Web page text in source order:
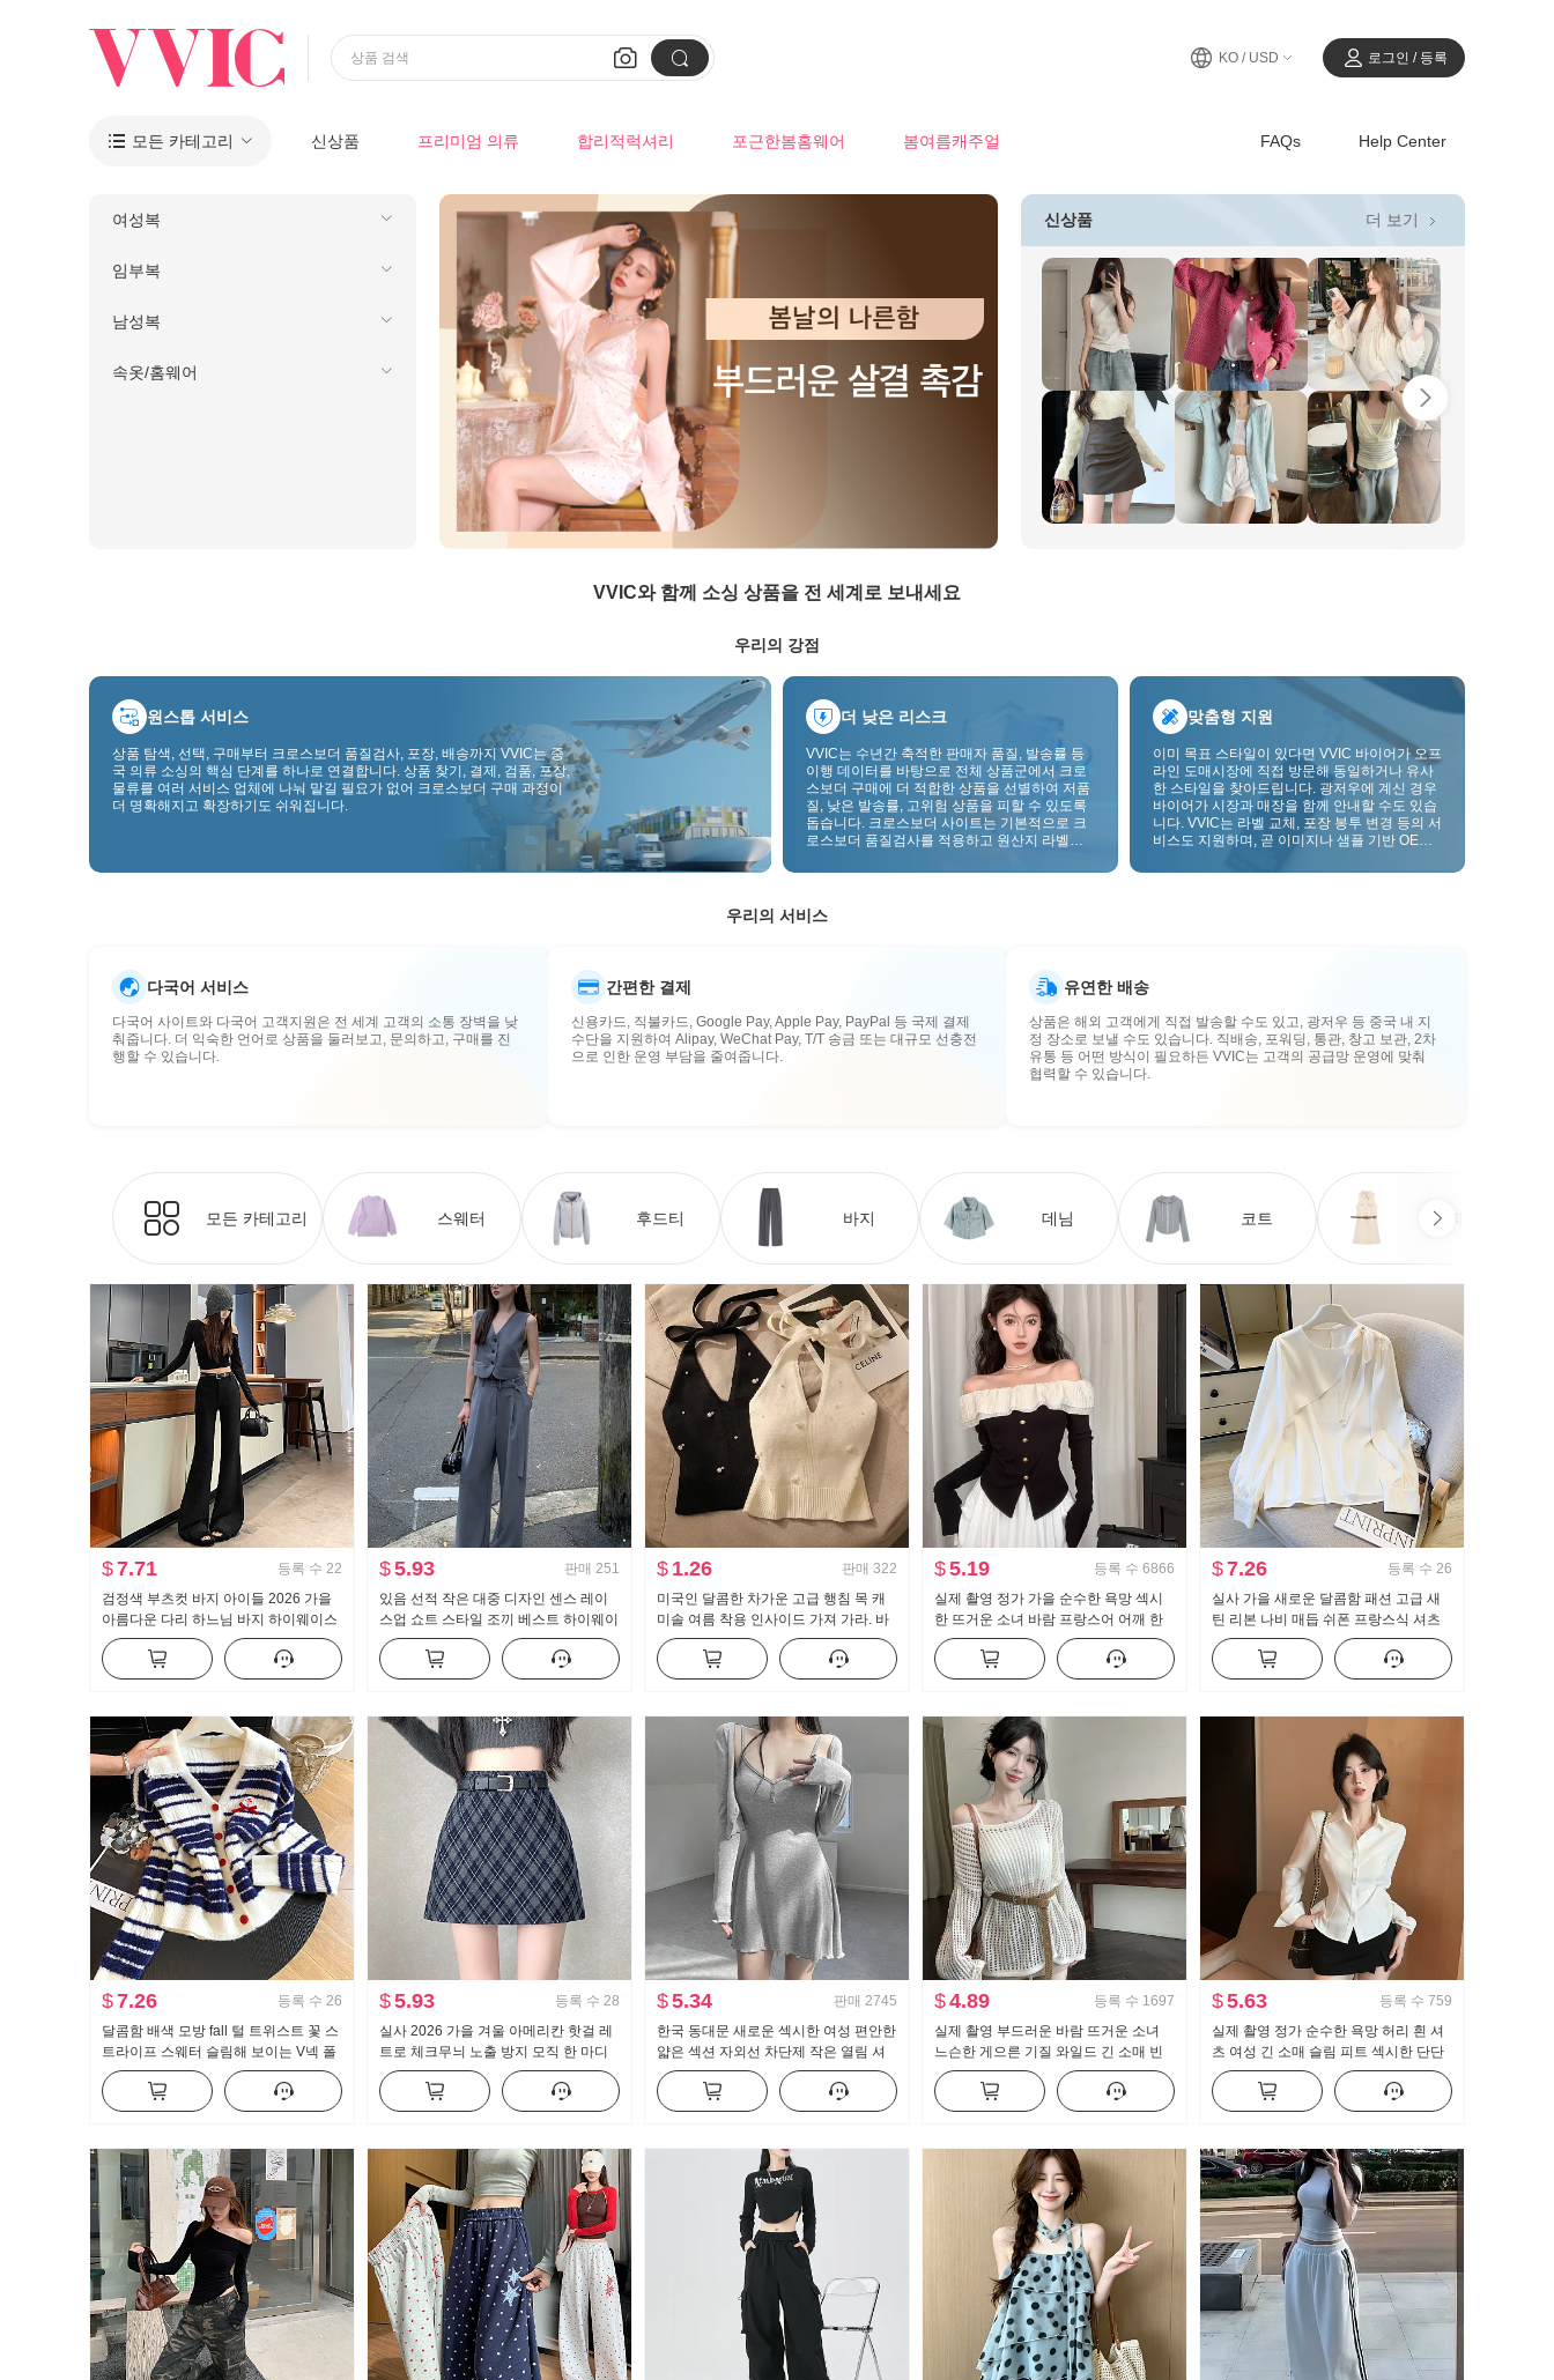
 
상품 검색 KO / USD 로그인 / 등록
 모든 카테고리 신상품 프리미엄 의류 합리적럭셔리 포근한봄홈웨어 봄여름캐주얼 FAQs Help Center
여성복
임부복
남성복
속옷/홈웨어
신상품 더 보기 
VVIC와 함께 소싱 상품을 전 세계로 보내세요
우리의 강점
원스톱 서비스
상품 탐색, 선택, 구매부터 크로스보더 품질검사, 포장, 배송까지 VVIC는 중
국 의류 소싱의 핵심 단계를 하나로 연결합니다. 상품 찾기, 결제, 검품, 포장,
물류를 여러 서비스 업체에 나눠 맡길 필요가 없어 크로스보더 구매 과정이
더 명확해지고 확장하기도 쉬워집니다.
더 낮은 리스크
VVIC는 수년간 축적한 판매자 품질, 발송률 등
이행 데이터를 바탕으로 전체 상품군에서 크로
스보더 구매에 더 적합한 상품을 선별하여 저품
질, 낮은 발송률, 고위험 상품을 피할 수 있도록
돕습니다. 크로스보더 사이트는 기본적으로 크
로스보더 품질검사를 적용하고 원산지 라벨을
낮춥니다.
맞춤형 지원
이미 목표 스타일이 있다면 VVIC 바이어가 오프
라인 도매시장에 직접 방문해 동일하거나 유사
한 스타일을 찾아드립니다. 광저우에 계신 경우
바이어가 시장과 매장을 함께 안내할 수도 있습
니다. VVIC는 라벨 교체, 포장 봉투 변경 등의 서
비스도 지원하며, 곧 이미지나 샘플 기반 OEM
를 비즈니스에 더 잘 맞는 공급망 역량으로 전환
우리의 서비스
다국어 서비스
다국어 사이트와 다국어 고객지원은 전 세계 고객의 소통 장벽을 낮
춰줍니다. 더 익숙한 언어로 상품을 둘러보고, 문의하고, 구매를 진
행할 수 있습니다.
간편한 결제
신용카드, 직불카드, Google Pay, Apple Pay, PayPal 등 국제 결제
수단을 지원하여 Alipay, WeChat Pay, T/T 송금 또는 대규모 선충전
으로 인한 운영 부담을 줄여줍니다.
유연한 배송
상품은 해외 고객에게 직접 발송할 수도 있고, 광저우 등 중국 내 지
정 장소로 보낼 수도 있습니다. 직배송, 포워딩, 통관, 창고 보관, 2차
유통 등 어떤 방식이 필요하든 VVIC는 고객의 공급망 운영에 맞춰
협력할 수 있습니다.
모든 카테고리 스웨터 후드티 바지 데님 코트 원피스
$7.71 등록 수 22
검정색 부츠컷 바지 아이들 2026 가을
아름다운 다리 하느님 바지 하이웨이스
트 수퍼 모델 바지 몸매 가꾸기 신축성
캐주얼 나팔 슬랙스
$5.93 판매 251
있음 선적 작은 대중 디자인 센스 레이
스업 쇼트 스타일 조끼 베스트 하이웨이
스트 도루 센스 넓은 다리 캐주얼 바지
세트
$ 1.26 판매 322
미국인 달콤한 차가운 고급 행침 목 캐
미솔 여름 착용 인사이드 가져 가라. 바
지를 입는 셔츠 뜨거운 소녀 뜨개질 튜
브 톱 맨위
$5.19 등록 수 6866
실제 촬영 정가 가을 순수한 욕망 섹시
한 뜨거운 소녀 바람 프랑스어 어깨 한
개 긴 소매 티셔츠 여자 프릴 허리 맨위
$7.26 등록 수 26
실사 가을 새로운 달콤함 패션 고급 새
틴 리본 나비 매듭 쉬폰 프랑스식 셔츠
여성 셔츠
$7.26 등록 수 26
달콤함 배색 모방 fall 털 트위스트 꽃 스
트라이프 스웨터 슬림해 보이는 V넥 폴
로 칼라 레이스 니트 오픈 가디건
$5.93 등록 수 28
실사 2026 가을 겨울 아메리칸 핫걸 레
트로 체크무늬 노출 방지 모직 한 마디
반신 스커트 미니 스커트 벨트 포함
$5.34 판매 2745
한국 동대문 새로운 섹시한 여성 편안한
얇은 섹션 자외선 차단제 작은 열림 셔
츠 슬링 치마 정장 여자
$4.89 등록 수 1697
실제 촬영 부드러운 바람 뜨거운 소녀
느슨한 게으른 기질 와일드 긴 소매 빈
뜨개질 블라우스 캐미솔
$5.63 등록 수 759
실제 촬영 정가 순수한 욕망 허리 흰 셔
츠 여성 긴 소매 슬림 피트 섹시한 단단
한 셔츠 ol 유니폼 경력 작업복